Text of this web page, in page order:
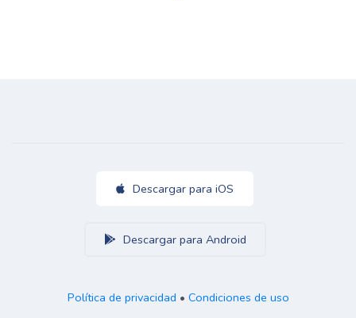
Descargar para iOS
Descargar para Android
Política de privacidad • Condiciones de uso